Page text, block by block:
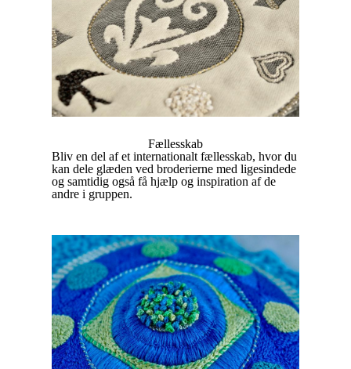
Fællesskab
Bliv en del af et internationalt fællesskab, hvor du
kan dele glæden ved broderierne med ligesindede
og samtidig også få hjælp og inspiration af de
andre i gruppen.